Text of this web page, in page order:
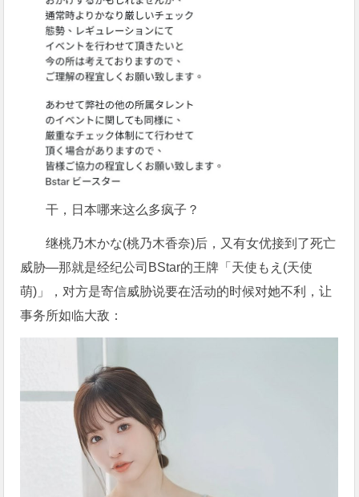
干，日本哪来这么多疯子？
继桃乃木かな(桃乃木香奈)后，又有女优接到了死亡
威胁—那就是经纪公司BStar的王牌「天使もえ(天使
萌)」，对方是寄信威胁说要在活动的时候对她不利，让
事务所如临大敌：